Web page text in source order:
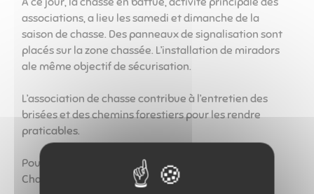
associations, a lieu les samedi et dimanche de la
saison de chasse. Des panneaux de signalisation sont
placés sur la zone chassée. L’installation de miradors
ale même objectif de sécurisation.
L’association de chasse contribue à l’entretien des
brisées et des chemins forestiers pour les rendre
praticables.
Pour tout renseignement, s'adresser à la mairie de
Chapaize ​​​​​​​